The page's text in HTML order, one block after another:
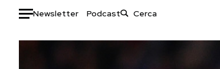
Newsletter Podcast
Auto